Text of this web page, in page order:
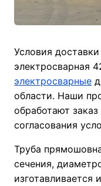
Условия
электросварная
электросварные
области. Наши
обработают
согласования
Труба
сечения,
изготавливается